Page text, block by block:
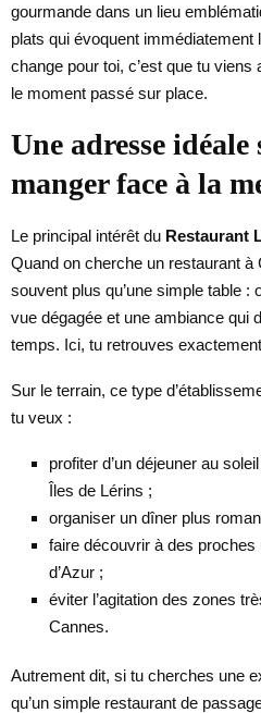
gourmande dans un lieu
plats qui évoquent
change pour toi, c’est que tu
le moment passé sur place.
Une adresse
manger face à la
Le principal intérêt du Restaurant
Quand on cherche un restaurant
souvent plus qu’une simple table :
vue dégagée et une ambiance qui
temps. Ici, tu retrouves
Sur le terrain, ce type
tu veux :
profiter d’un déjeuner au
Îles de Lérins ;
organiser un dîner plus
faire découvrir à des proches
d’Azur ;
éviter l’agitation des zones
Cannes.
Autrement dit, si tu cherches une
qu’un simple restaurant de